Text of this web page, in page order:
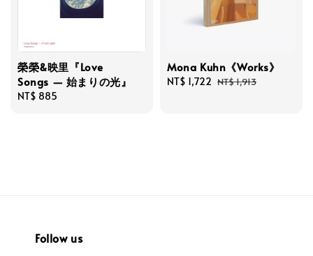
榮榮&映里『Love
Songs — 始まりの光』
Regular
NT$ 885
Mona Kuhn《Works》
Sale
NT$ 1,722 Regular
NT$ 1,913
Follow us